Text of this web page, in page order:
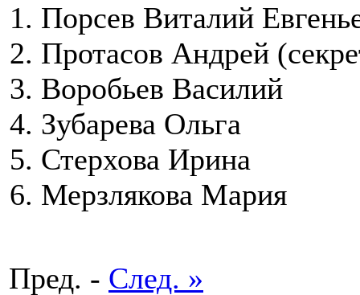
Порсев Виталий
Протасов Андрей
Воробьев Василий
Зубарева Ольга
Стерхова Ирина
Мерзлякова Мария
Пред. - След. »